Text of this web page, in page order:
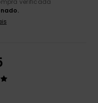
verificada